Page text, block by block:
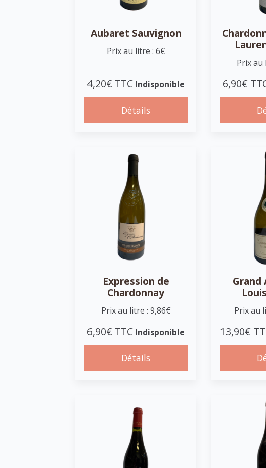
Aubaret Sauvignon
Prix au litre : 6€
4,20€ TTC Indisponible
Détails
Prix au
6,90€
Expression de
Chardonnay
Prix au litre : 9,86€
6,90€ TTC Indisponible
Détails
Grand
Prix au
13,90€